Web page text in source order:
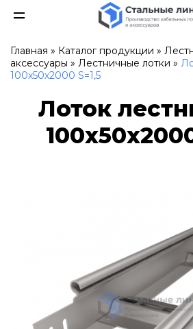
Главная » Каталог продукции »
аксессуары » Лестничные лотки »
100х50х2000 S=1,5
Лоток